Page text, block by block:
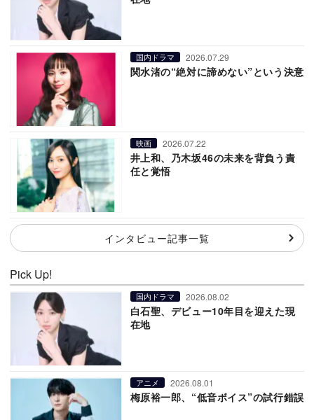
国内ドラマ 2026.07.29
関水渚の“絶対に諦めない”という決意
映画 2026.07.22
井上和、乃木坂46の未来を背負う責
任と覚悟
インタビュー記事一覧
Pick Up!
国内ドラマ 2026.08.02
白石聖、デビュー10年目を迎えた現
在地
アニメ 2026.08.01
梅原裕一郎、“低音ボイス”の試行錯誤